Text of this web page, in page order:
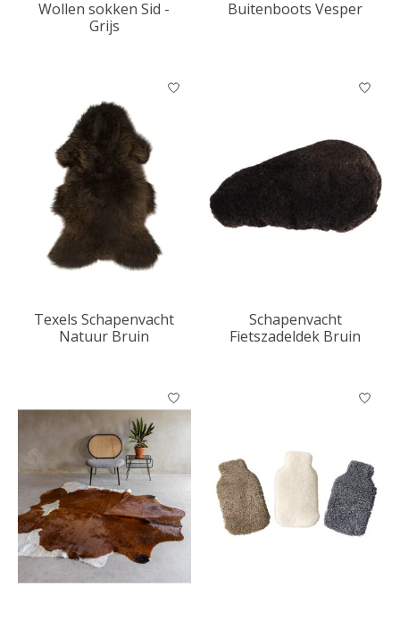
Wollen sokken Sid -
Grijs
Buitenboots Vesper
Texels Schapenvacht
Natuur Bruin
Schapenvacht
Fietszadeldek Bruin